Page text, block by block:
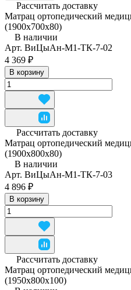
Рассчитать доставку
Матрац ортопедический
(1900х700х80)
В наличии
Арт. ВиЦыАн-М1-ТК-7-02
4 369 ₽
В корзину
Рассчитать доставку
Матрац ортопедический
(1900х800х80)
В наличии
Арт. ВиЦыАн-М1-ТК-7-03
4 896 ₽
В корзину
Рассчитать доставку
Матрац ортопедический
(1950x800x100)